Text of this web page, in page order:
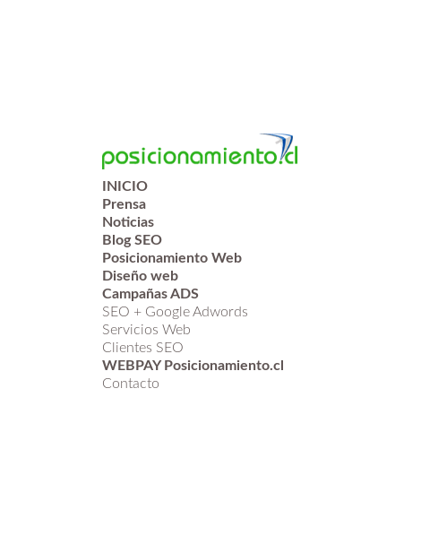
INICIO
Prensa
Noticias
Blog SEO
Posicionamiento Web
Diseño web
Campañas ADS
SEO + Google Adwords
Servicios Web
Clientes SEO
WEBPAY Posicionamiento.cl
Contacto